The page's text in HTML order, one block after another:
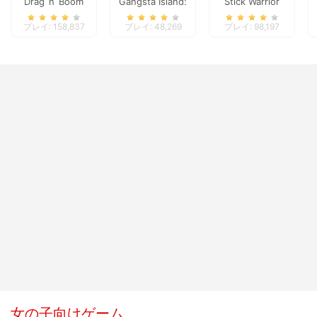
プレイ: 158,837
Crime City
プレイ: 48,269
Action Game
プレイ: 98,197
女の子向けゲーム